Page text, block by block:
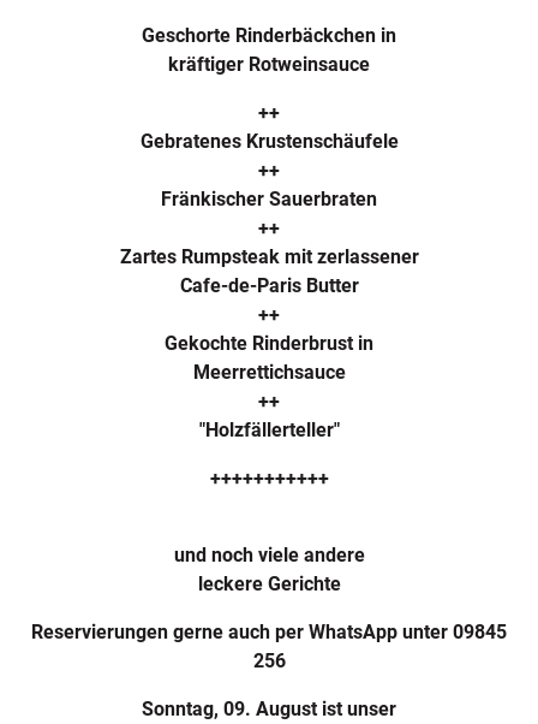
Geschorte Rinderbäckchen in
kräftiger Rotweinsauce
++
Gebratenes Krustenschäufele
++
Fränkischer Sauerbraten
++
Zartes Rumpsteak mit zerlassener
Cafe-de-Paris Butter
++
Gekochte Rinderbrust in
Meerrettichsauce
++
"Holzfällerteller"
+++++++++++
und noch viele andere
leckere Gerichte
Reservierungen gerne auch per WhatsApp unter 09845
256
Sonntag, 09. August ist unser